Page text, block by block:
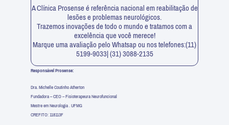
A Clínica Prosense é referência nacional em reabilitação de
lesões e problemas neurológicos.
Trazemos inovações de todo o mundo e tratamos com a
excelência que você merece!
Marque uma avaliação pelo Whatsap ou nos telefones:(11)
5199-9033| (31) 3088-2135
Responsável Prosense:
Dra. Michelle Coutinho Atherton
Fundadora – CEO – Fisioterapeura Neurofuncional
Mestre em Neurologia . UFMG
CREFITO: 118113F